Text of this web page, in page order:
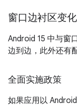
窗口边衬区变化
Android 15 中与窗
边到边，此外还有
全面实施政策
如果应用以